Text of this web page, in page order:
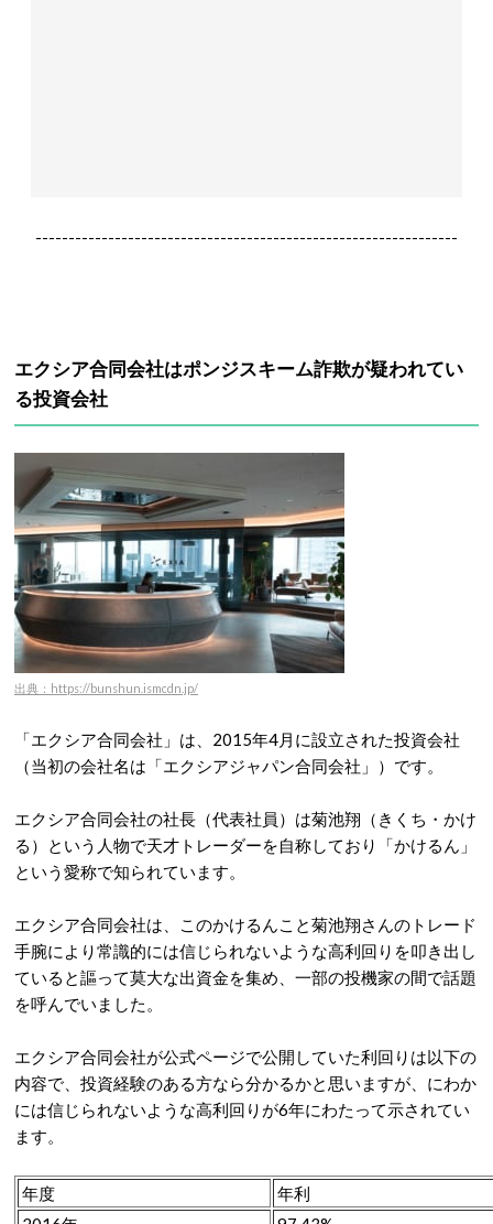
----------------------------------------------------------------
エクシア合同会社はポンジスキーム詐欺が疑われてい
る投資会社
出典：https://bunshun.ismcdn.jp/
「エクシア合同会社」は、2015年4月に設立された投資会社
（当初の会社名は「エクシアジャパン合同会社」）です。
エクシア合同会社の社長（代表社員）は菊池翔（きくち・かけ
る）という人物で天才トレーダーを自称しており「かけるん」
という愛称で知られています。
エクシア合同会社は、このかけるんこと菊池翔さんのトレード
手腕により常識的には信じられないような高利回りを叩き出し
ていると謳って莫大な出資金を集め、一部の投機家の間で話題
を呼んでいました。
エクシア合同会社が公式ページで公開していた利回りは以下の
内容で、投資経験のある方なら分かるかと思いますが、にわか
には信じられないような高利回りが6年にわたって示されてい
ます。
年度
年利